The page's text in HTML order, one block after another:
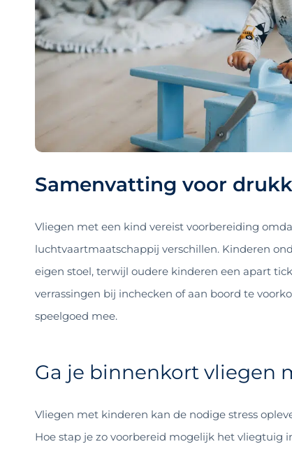
Samenvatting voor
Vliegen met een kind vereist voorbereiding
luchtvaartmaatschappij verschillen. Kinderen
eigen stoel, terwijl oudere kinderen een apart
verrassingen bij inchecken of aan boord te
speelgoed mee.
Ga je binnenkort vliegen
Vliegen met kinderen kan de nodige stress
Hoe stap je zo voorbereid mogelijk het